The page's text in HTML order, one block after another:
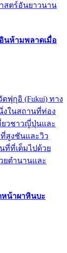
สตร์อันยาวนาน
นห้ามพลาดเมื่อ
ฟุกุอิ (Fukui) ทาง
งในสถานที่ท่อง
ยวชาวญี่ปุ่นและ
สูงชันและวิว
ที่ที่เต็มไปด้วย
ยตำนานและ
หน้าผาหินบะ